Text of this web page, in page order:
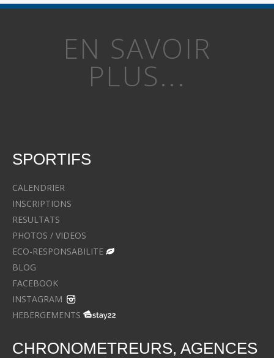
EN SAVOIR
PLUS...
SPORTIFS
CALENDRIER
INSCRIPTIONS
RESULTATS
PHOTOS / VIDEOS
ECO-RESPONSABILITE
BLOG
FACEBOOK
INSTAGRAM
HEBERGEMENTS
CHRONOMETREURS, AGENCES